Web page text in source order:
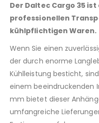
Der Daltec Cargo 35
professionellen
kühlpflichtigen Waren.
Wenn Sie einen
der durch enorme
Kühlleistung besticht,
einem beeindruckenden
mm bietet dieser
umfangreiche